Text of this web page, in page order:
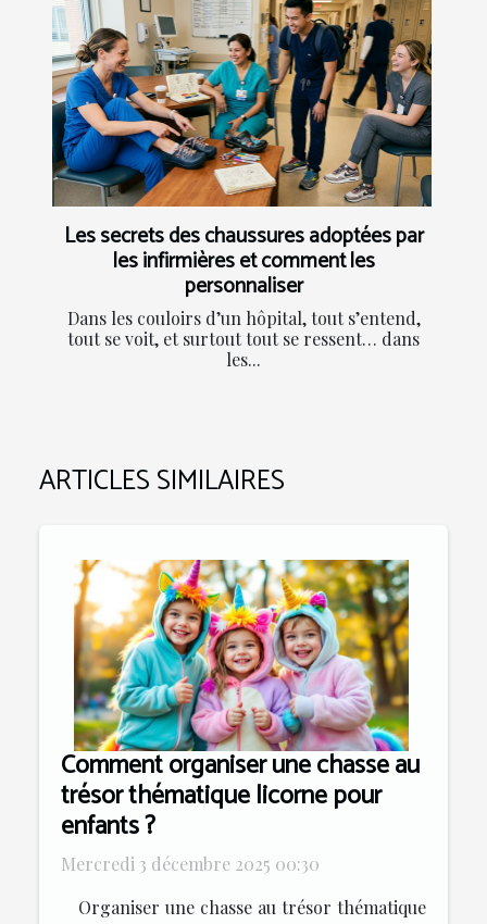
Les secrets des chaussures adoptées par
les infirmières et comment les
personnaliser
Dans les couloirs d’un hôpital, tout s’entend,
tout se voit, et surtout tout se ressent… dans
les...
ARTICLES SIMILAIRES
Comment organiser une chasse au
trésor thématique licorne pour
enfants ?
Mercredi 3 décembre 2025 00:30
Organiser une chasse au trésor thématique